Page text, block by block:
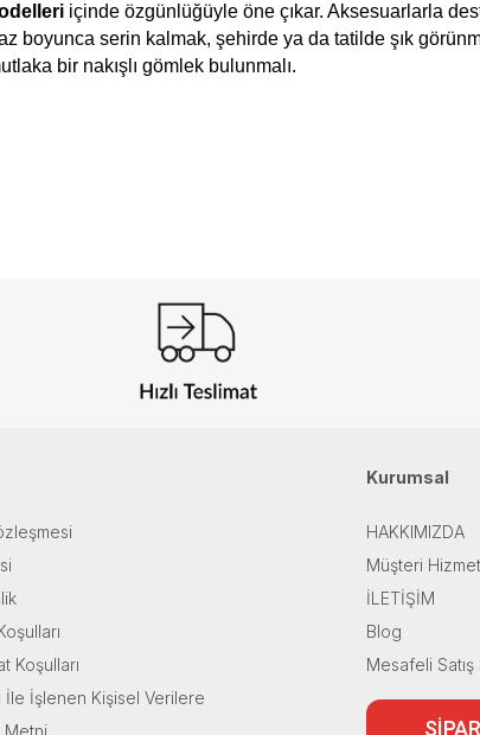
içinde özgünlüğüyle öne çıkar. Aksesuarlarla
boyunca serin kalmak, şehirde ya da tatilde şık
bir nakışlı gömlek bulunmalı.
Koşulları
İle İşlenen Kişisel Verilere
Metni
Kurumsal
HAKKIMIZDA
Müşteri
İLETİŞİM
Blog
Mesafeli